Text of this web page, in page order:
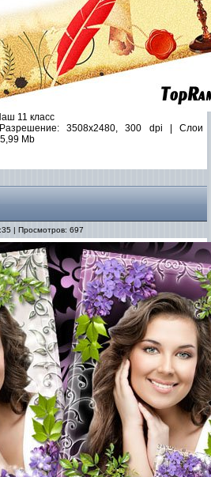
11 класс
3508x2480, 300 dpi | Слои
Mb
| Просмотров: 697